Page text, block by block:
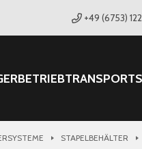
+49 (6753)
BETRIEBTRANSPORT
STAPELBEHÄLTER